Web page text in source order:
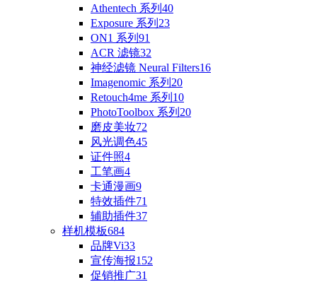
Athentech 系列 40
Exposure 系列 23
ON1 系列 91
ACR 滤镜32
神经滤镜 Neural Filters16
Imagenomic 系列 20
Retouch4me 系列 10
PhotoToolbox 系列 20
磨皮美妆72
风光调色45
证件照4
工笔画4
卡通漫画9
特效插件71
辅助插件37
样机模板684
品牌Vi33
宣传海报152
促销推广31